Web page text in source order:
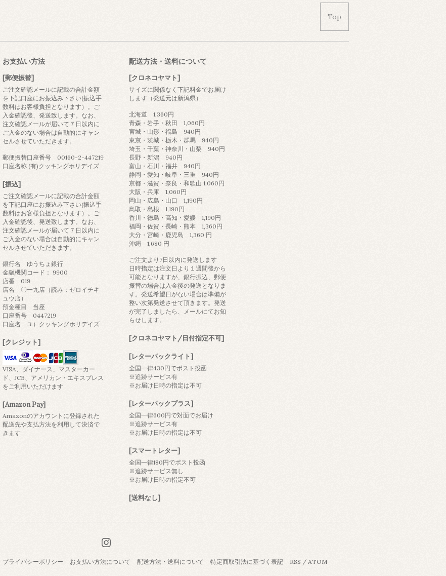
Top
お支払い方法
[郵便振替]
ご注文確認メールに記載の合計金額
を下記口座にお振込み下さい(振込手
数料はお客様負担となります）。ご
入金確認後、発送致します。なお、
注文確認メールが届いて７日以内に
ご入金のない場合は自動的にキャン
セルさせていただきます。
郵便振替口座番号 00160-2-447219
口座名称 (有)クッキングホリデイズ
[振込]
ご注文確認メールに記載の合計金額
を下記口座にお振込み下さい(振込手
数料はお客様負担となります）。ご
入金確認後、発送致します。なお、
注文確認メールが届いて７日以内に
ご入金のない場合は自動的にキャン
セルさせていただきます。
銀行名 ゆうちょ銀行
金融機関コード： 9900
店番 019
店名 〇一九店（読み：ゼロイチキ
ュウ店）
預金種目 当座
口座番号 0447219
口座名 ユ）クッキングホリデイズ
[クレジット]
VISA、ダイナース、マスターカー
ド、JCB、アメリカン・エキスプレス
をご利用いただけます
[Amazon Pay]
Amazonのアカウントに登録された
配送先や支払方法を利用して決済で
きます
配送方法・送料について
[クロネコヤマト]
サイズに関係なく下記料金でお届け
します（発送元は新潟県）
北海道 1,360円
青森・岩手・秋田 1,060円
宮城・山形・福島 940円
東京・茨城・栃木・群馬 940円
埼玉・千葉・神奈川・山梨 940円
長野・新潟 940円
富山・石川・福井 940円
静岡・愛知・岐阜・三重 940円
京都・滋賀・奈良・和歌山 1,060円
大阪・兵庫 1,060円
岡山・広島・山口 1,190円
鳥取・島根 1,190円
香川・徳島・高知・愛媛 1,190円
福岡・佐賀・長崎・熊本 1,360円
大分・宮崎・鹿児島 1,360 円
沖縄 1,680 円
ご注文より7日以内に発送します
日時指定は注文日より１週間後から
可能となりますが、銀行振込、郵便
振替の場合は入金後の発送となりま
す。発送希望日がない場合は準備が
整い次第発送させて頂きます。発送
が完了しましたら、メールにてお知
らせします。
[クロネコヤマト/日付指定不可]
[レターパックライト]
全国一律430円でポスト投函
※追跡サービス有
※お届け日時の指定は不可
[レターパックプラス]
全国一律600円で対面でお届け
※追跡サービス有
※お届け日時の指定は不可
[スマートレター]
全国一律180円でポスト投函
※追跡サービス無し
※お届け日時の指定不可
[送料なし]
プライバシーポリシー お支払い方法について 配送方法・送料について 特定商取引法に基づく表記 RSS / ATOM